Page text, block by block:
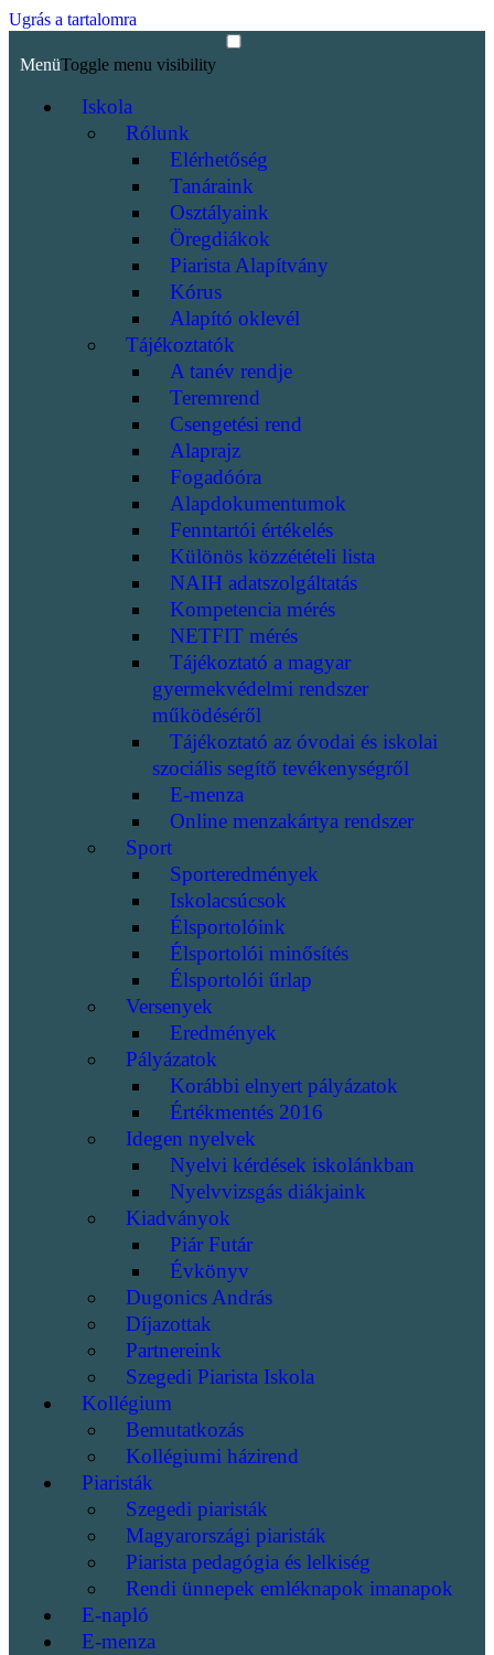
Ugrás a tartalomra
MenüToggle menu visibility
Iskola
Rólunk
Elérhetőség
Tanáraink
Osztályaink
Öregdiákok
Piarista Alapítvány
Kórus
Alapító oklevél
Tájékoztatók
A tanév rendje
Teremrend
Csengetési rend
Alaprajz
Fogadóóra
Alapdokumentumok
Fenntartói értékelés
Különös közzétételi lista
NAIH adatszolgáltatás
Kompetencia mérés
NETFIT mérés
Tájékoztató a magyar
gyermekvédelmi rendszer
működéséről
Tájékoztató az óvodai és iskolai
szociális segítő tevékenységről
E-menza
Online menzakártya rendszer
Sport
Sporteredmények
Iskolacsúcsok
Élsportolóink
Élsportolói minősítés
Élsportolói űrlap
Versenyek
Eredmények
Pályázatok
Korábbi elnyert pályázatok
Értékmentés 2016
Idegen nyelvek
Nyelvi kérdések iskolánkban
Nyelvvizsgás diákjaink
Kiadványok
Piár Futár
Évkönyv
Dugonics András
Díjazottak
Partnereink
Szegedi Piarista Iskola
Kollégium
Bemutatkozás
Kollégiumi házirend
Piaristák
Szegedi piaristák
Magyarországi piaristák
Piarista pedagógia és lelkiség
Rendi ünnepek emléknapok imanapok
E-napló
E-menza